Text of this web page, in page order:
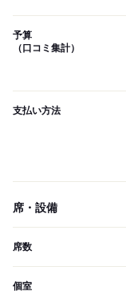
予算
（口コミ集計）
支払い方法
席・設備
席数
個室